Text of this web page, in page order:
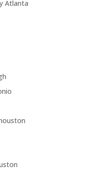
Atlanta